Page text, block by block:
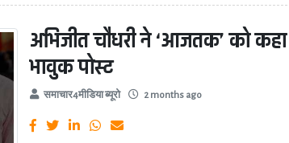
अभिजीत चौधरी ने ‘आजतक’ को
भावुक पोस्ट
समाचार4मीडिया ब्यूरो 2 months ago